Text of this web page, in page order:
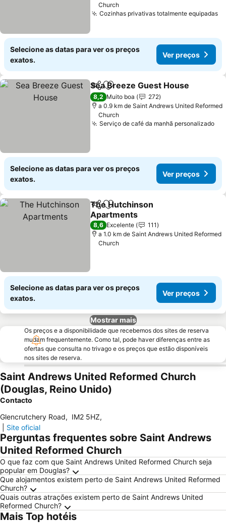
Church
Cozinhas privativas totalmente equipadas
Selecione as datas para ver os preços
exatos.
Ver preços
PartilharAdicionar aos favoritos
Sea Breeze Guest House
8,2 Muito boa
272
a 0.9 km de Saint Andrews United Reformed
Church
Serviço de café da manhã personalizado
Selecione as datas para ver os preços
exatos.
Ver preços
PartilharAdicionar aos favoritos
The Hutchinson
Apartments
Ver preços
8,6 Excelente
111
a 1.0 km de Saint Andrews United Reformed
Church
Selecione as datas para ver os preços
exatos.
Ver preços
Mostrar mais
Os preços e a disponibilidade que recebemos dos sites de reserva
mudam frequentemente. Como tal, pode haver diferenças entre as
ofertas que consulta no trivago e os preços que estão disponíveis
nos sites de reserva.
Saint Andrews United Reformed Church
(Douglas, Reino Unido)
Contacto
Glencrutchery Road, IM2 5HZ,
Site oficial
Perguntas frequentes sobre Saint Andrews
United Reformed Church
O que faz com que Saint Andrews United Reformed Church seja
popular em Douglas?
Que alojamentos existem perto de Saint Andrews United Reformed
Church?
Quais outras atrações existem perto de Saint Andrews United
Reformed Church?
Mais Top hotéis